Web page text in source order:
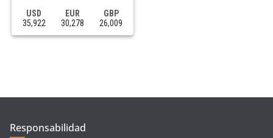
USD
35,922
EUR
30,278
GBP
26,009
Responsabilidad